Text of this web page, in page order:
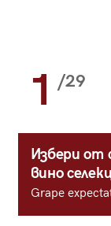
1 /29
Избери от
вино
Grape